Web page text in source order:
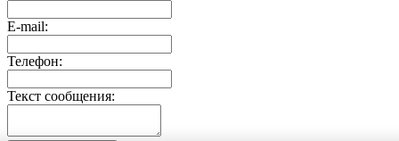
E-mail:
Телефон:
Текст сообщения: